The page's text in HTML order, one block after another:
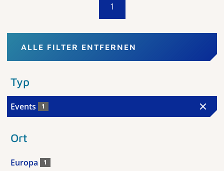
1
ALLE FILTER ENTFERNEN
Typ
Events 1
Ort
Europa 1